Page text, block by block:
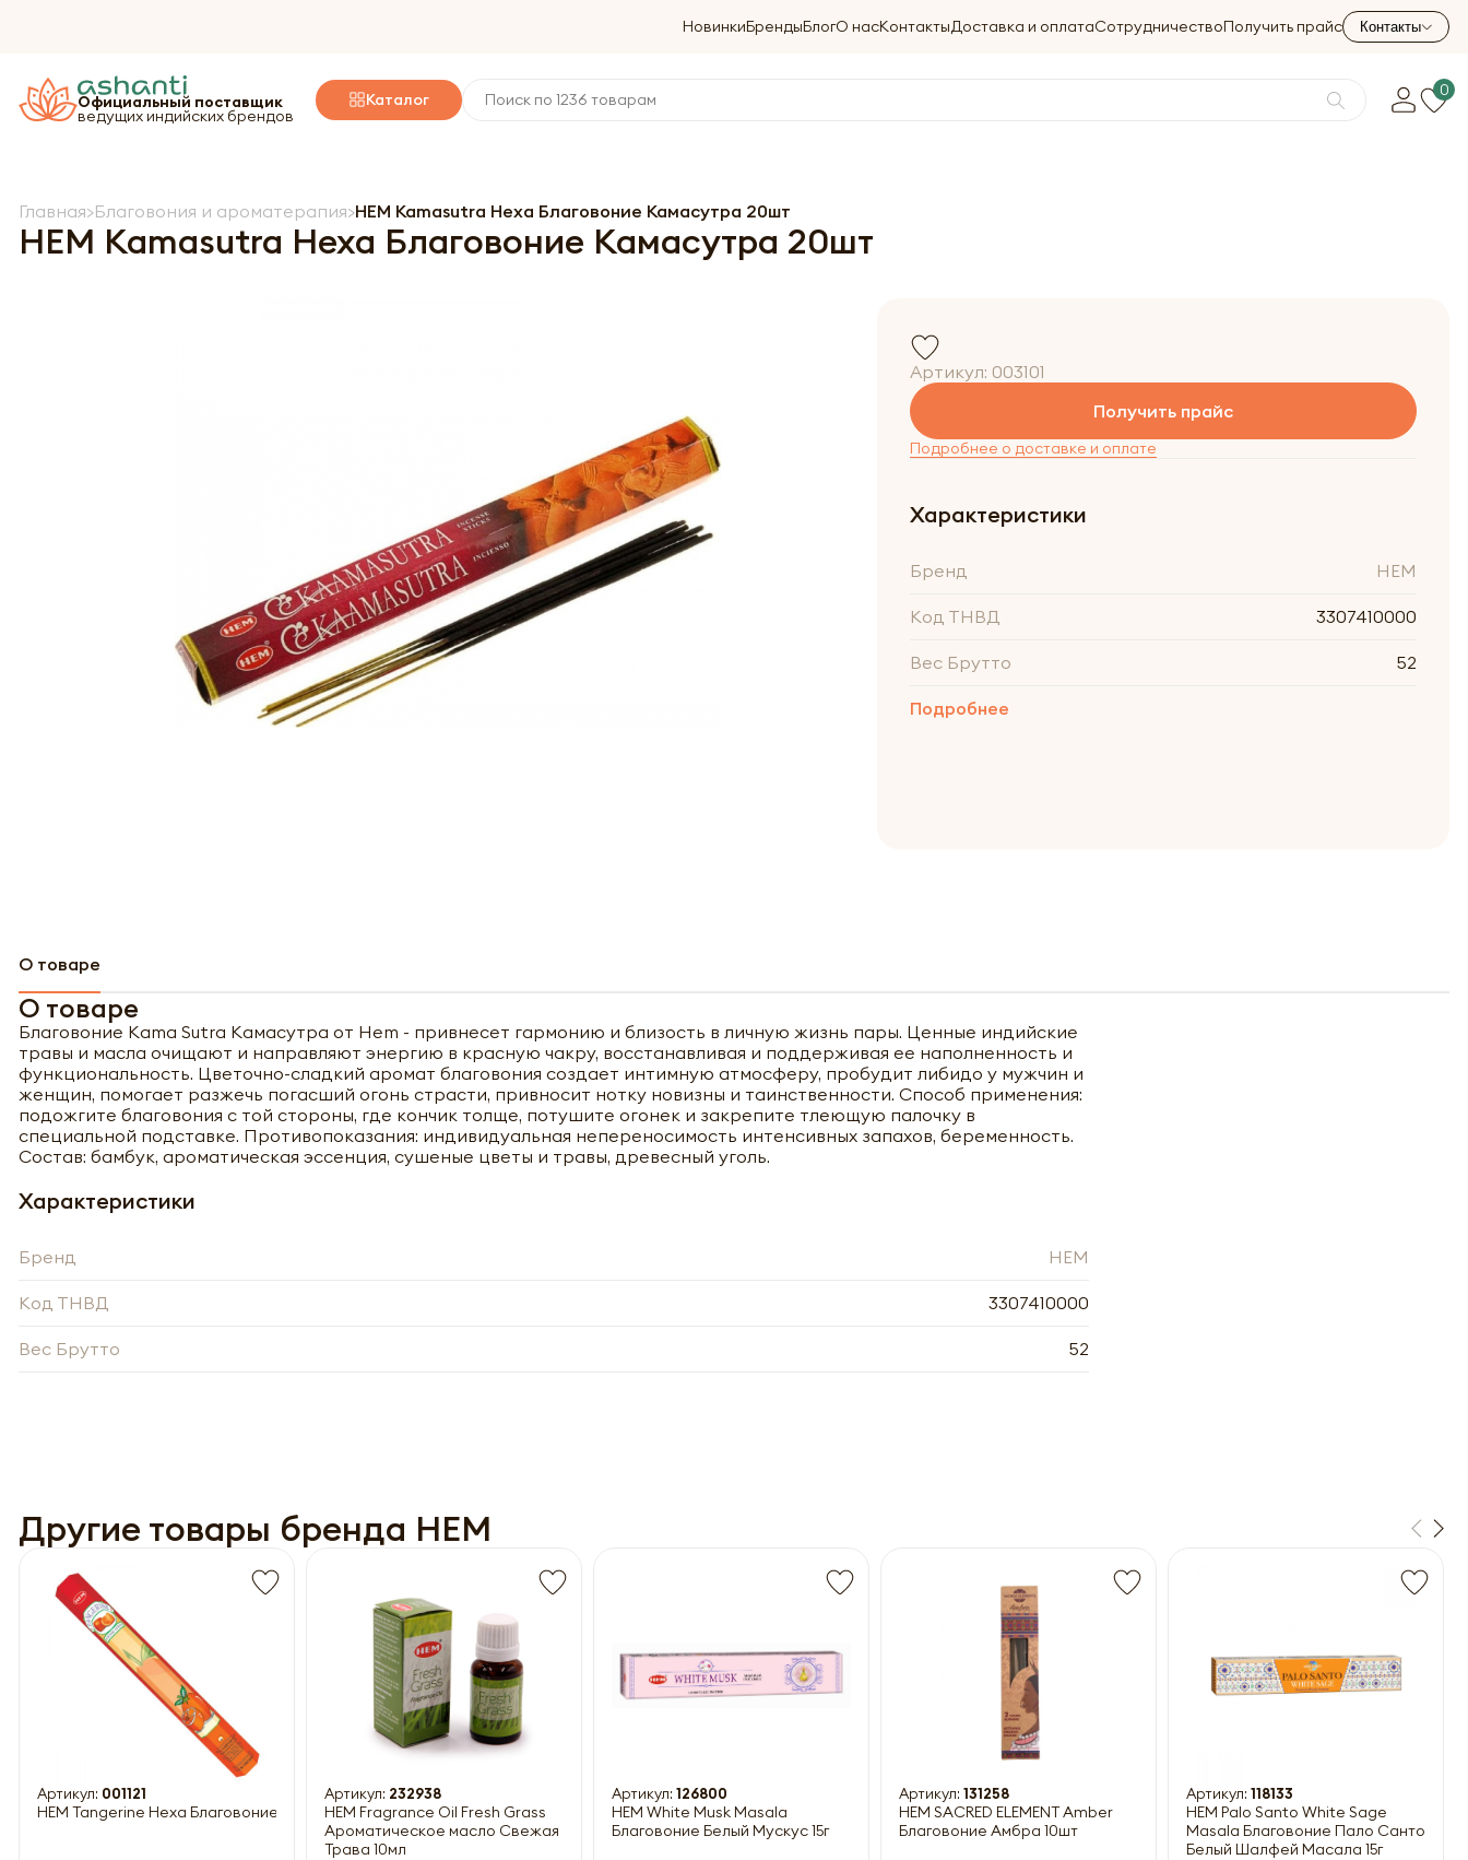
НовинкиБрендыБлогО насКонтактыДоставка и оплатаСотрудничествоПолучить прайс Контакты
Официальный поставщик
ведущих индийских брендов
Каталог 0
Главная Благовония и ароматерапия HEM Kamasutra Hexa Благовоние Камасутра 20шт
HEM Kamasutra Hexa Благовоние Камасутра 20шт
Артикул: 003101
Получить прайс
Подробнее о доставке и оплате
Характеристики
Бренд HEM
Код ТНВД 3307410000
Вес Брутто 52
Подробнее
О товаре
О товаре
Благовоние Kama Sutra Камасутра от Hem - привнесет гармонию и близость в личную жизнь пары. Ценные индийские
травы и масла очищают и направляют энергию в красную чакру, восстанавливая и поддерживая ее наполненность и
функциональность. Цветочно-сладкий аромат благовония создает интимную атмосферу, пробудит либидо у мужчин и
женщин, помогает разжечь погасший огонь страсти, привносит нотку новизны и таинственности. Способ применения:
подожгите благовония с той стороны, где кончик толще, потушите огонек и закрепите тлеющую палочку в
специальной подставке. Противопоказания: индивидуальная непереносимость интенсивных запахов, беременность.
Состав: бамбук, ароматическая эссенция, сушеные цветы и травы, древесный уголь.
Характеристики
Бренд HEM
Код ТНВД 3307410000
Вес Брутто 52
Другие товары бренда HEM
Артикул: 001121
HEM Tangerine Hexa Благовоние Мандарин 20шт
Артикул: 232938
HEM Fragrance Oil Fresh Grass
Ароматическое масло Свежая
Трава 10мл
Артикул: 126800
HEM White Musk Masala
Благовоние Белый Мускус 15г
Артикул: 131258
HEM SACRED ELEMENT Amber
Благовоние Амбра 10шт
Артикул: 118133
HEM Palo Santo White Sage
Masala Благовоние Пало Санто-
Белый Шалфей Масала 15г
Обязательны к заполнению